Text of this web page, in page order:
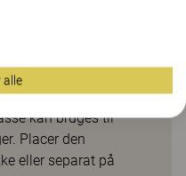
løsninger,
Giver
indeklima. En
der vokser ind i
kan bruges til
Placer den
eller separat på
alle